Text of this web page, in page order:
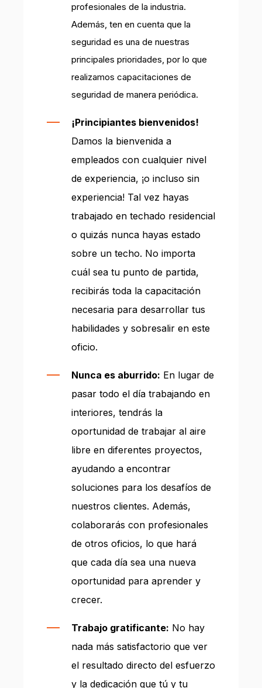
profesionales de la industria.
Además, ten en cuenta que la
seguridad es una de nuestras
principales prioridades, por lo que
realizamos capacitaciones de
seguridad de manera periódica.
¡Principiantes bienvenidos!
Damos la bienvenida a
empleados con cualquier nivel
de experiencia, ¡o incluso sin
experiencia! Tal vez hayas
trabajado en techado residencial
o quizás nunca hayas estado
sobre un techo. No importa
cuál sea tu punto de partida,
recibirás toda la capacitación
necesaria para desarrollar tus
habilidades y sobresalir en este
oficio.
Nunca es aburrido: En lugar de
pasar todo el día trabajando en
interiores, tendrás la
oportunidad de trabajar al aire
libre en diferentes proyectos,
ayudando a encontrar
soluciones para los desafíos de
nuestros clientes. Además,
colaborarás con profesionales
de otros oficios, lo que hará
que cada día sea una nueva
oportunidad para aprender y
crecer.
Trabajo gratificante: No hay
nada más satisfactorio que ver
el resultado directo del esfuerzo
y la dedicación que tú y tu